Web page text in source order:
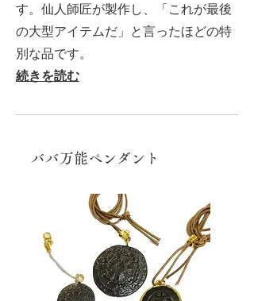
す。仙人師匠が製作し、「これが最後
の大型アイテムだ」と言ったほどの特
別な品です。
続きを読む
​ババ万能ペンダント